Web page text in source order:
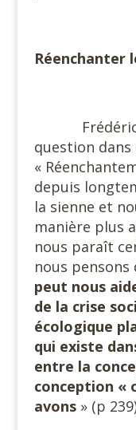
Réenchanter
question
«
depuis
la sienne et
manière plus
nous paraît
nous pensons
peut nous
de la crise
écologique
qui existe
entre la
conception «
avons » (p